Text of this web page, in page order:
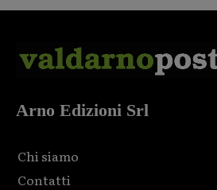
Arno Edizioni Srl
Chi siamo
Contatti